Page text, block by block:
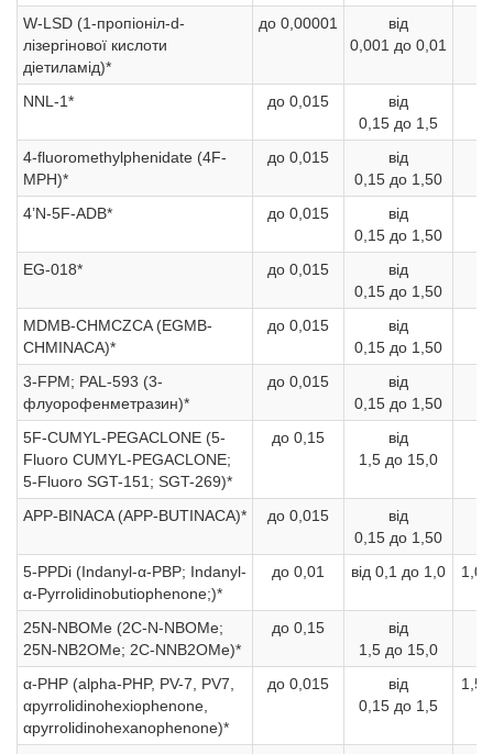
W-LSD (1-пропіоніл-d-
лізергінової кислоти
діетиламід)*
до 0,00001
від
0,001 до 0,01
NNL-1* до 0,015
від
0,15 до 1,5
4-fluoromethylphenidate (4F-
MPH)*
до 0,015
від
0,15 до 1,50
4’N-5F-ADB*
до 0,015
від
0,15 до 1,50
EG-018*
до 0,015
від
0,15 до 1,50
MDMB-CHMCZCA (EGMB-
CHMINACA)*
до 0,015
від
0,15 до 1,50
3-FPM; PAL-593 (3-
флуорофенметразин)*
до 0,015
від
0,15 до 1,50
5F-CUMYL-PEGACLONE (5-
Fluoro CUMYL-PEGACLONE;
5-Fluoro SGT-151; SGT-269)*
до 0,15
від
1,5 до 15,0
APP-BINACA (APP-BUTINACA)* до 0,015
від
0,15 до 1,50
5-PPDi (Indanyl-α-PBP; Indanyl-
α-Pyrrolidinobutiophenone;)*
до 0,01 від 0,1 до 1,0 1,0
25N-NBOMe (2C-N-NBOMe;
25N-NB2OMe; 2C-NNB2OMе)*
до 0,15
від
1,5 до 15,0
α-PHP (alpha-PHP, PV-7, PV7,
αpyrrolidinohexiophenone,
αpyrrolidinohexanophenone)*
до 0,015
від
0,15 до 1,5
1,5